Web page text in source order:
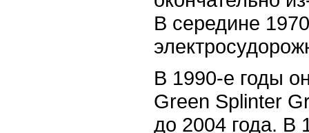
В середине
В 1990-е годы
Green Splinter
до 2004 года. В